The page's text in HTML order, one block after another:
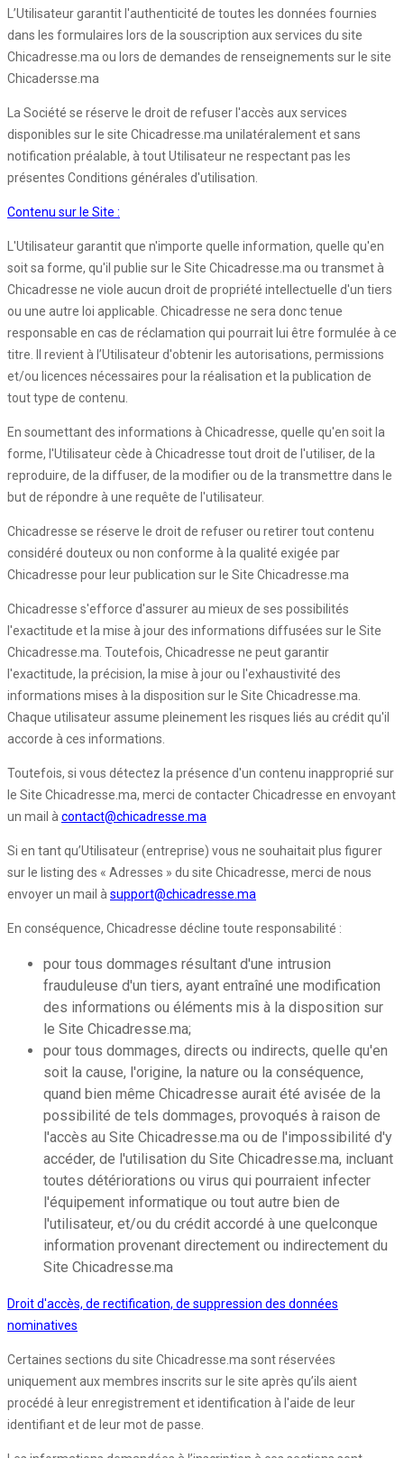
L’Utilisateur garantit l'authenticité de toutes les données fournies
dans les formulaires lors de la souscription aux services du site
Chicadresse.ma ou lors de demandes de renseignements sur le site
Chicadersse.ma
La Société se réserve le droit de refuser l'accès aux services
disponibles sur le site Chicadresse.ma unilatéralement et sans
notification préalable, à tout Utilisateur ne respectant pas les
présentes Conditions générales d'utilisation.
Contenu sur le Site :
L'Utilisateur garantit que n'importe quelle information, quelle qu'en
soit sa forme, qu'il publie sur le Site Chicadresse.ma ou transmet à
Chicadresse ne viole aucun droit de propriété intellectuelle d'un tiers
ou une autre loi applicable. Chicadresse ne sera donc tenue
responsable en cas de réclamation qui pourrait lui être formulée à ce
titre. Il revient à l’Utilisateur d'obtenir les autorisations, permissions
et/ou licences nécessaires pour la réalisation et la publication de
tout type de contenu.
En soumettant des informations à Chicadresse, quelle qu'en soit la
forme, l'Utilisateur cède à Chicadresse tout droit de l'utiliser, de la
reproduire, de la diffuser, de la modifier ou de la transmettre dans le
but de répondre à une requête de l'utilisateur.
Chicadresse se réserve le droit de refuser ou retirer tout contenu
considéré douteux ou non conforme à la qualité exigée par
Chicadresse pour leur publication sur le Site Chicadresse.ma
Chicadresse s'efforce d'assurer au mieux de ses possibilités
l'exactitude et la mise à jour des informations diffusées sur le Site
Chicadresse.ma. Toutefois, Chicadresse ne peut garantir
l'exactitude, la précision, la mise à jour ou l'exhaustivité des
informations mises à la disposition sur le Site Chicadresse.ma.
Chaque utilisateur assume pleinement les risques liés au crédit qu'il
accorde à ces informations.
Toutefois, si vous détectez la présence d'un contenu inapproprié sur
le Site Chicadresse.ma, merci de contacter Chicadresse en envoyant
un mail à contact@chicadresse.ma
Si en tant qu’Utilisateur (entreprise) vous ne souhaitait plus figurer
sur le listing des « Adresses » du site Chicadresse, merci de nous
envoyer un mail à support@chicadresse.ma
En conséquence, Chicadresse décline toute responsabilité :
pour tous dommages résultant d'une intrusion
frauduleuse d'un tiers, ayant entraîné une modification
des informations ou éléments mis à la disposition sur
le Site Chicadresse.ma;
pour tous dommages, directs ou indirects, quelle qu'en
soit la cause, l'origine, la nature ou la conséquence,
quand bien même Chicadresse aurait été avisée de la
possibilité de tels dommages, provoqués à raison de
l'accès au Site Chicadresse.ma ou de l'impossibilité d'y
accéder, de l'utilisation du Site Chicadresse.ma, incluant
toutes détériorations ou virus qui pourraient infecter
l'équipement informatique ou tout autre bien de
l'utilisateur, et/ou du crédit accordé à une quelconque
information provenant directement ou indirectement du
Site Chicadresse.ma
Droit d'accès, de rectification, de suppression des données
nominatives
Certaines sections du site Chicadresse.ma sont réservées
uniquement aux membres inscrits sur le site après qu’ils aient
procédé à leur enregistrement et identification à l'aide de leur
identifiant et de leur mot de passe.